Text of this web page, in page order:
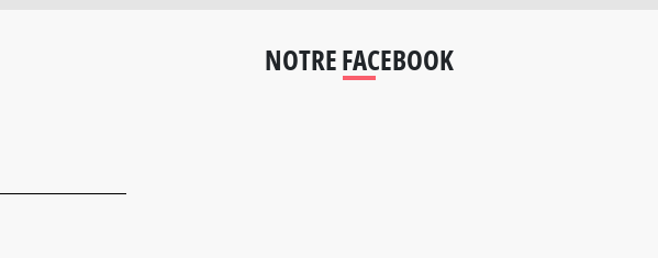
NOTRE FACEBOOK